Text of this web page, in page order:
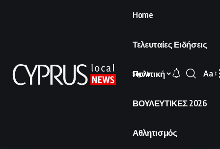
Home
Τελευταίες Ειδήσεις
Πολιτική
ΒΟΥΛΕΥΤΙΚΕΣ 2026
Αθλητισμός
Sign In
Font
Aa